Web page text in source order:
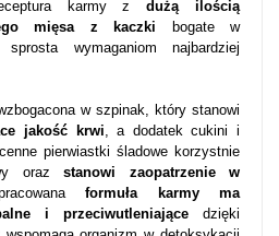
karmy zdużą ilością
mięsa z kaczki bogate w
sprosta wymaganiom najbardziej
w szpinak, który stanowi
jakość krwi, a dodatek cukini i
pierwiastki śladowe korzystnie
oraz stanowi zaopatrzenie w
formuła karmy ma
i przeciwutleniające dzięki